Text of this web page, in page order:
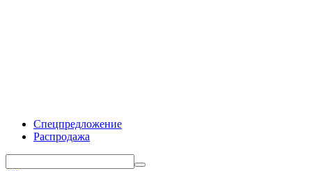
Спецпредложение
Распродажа